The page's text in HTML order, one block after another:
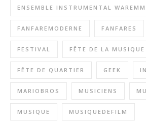
ENSEMBLE INSTRUMENTAL
FANFAREMODERNE FANFARES
FESTIVAL FÊTE DE LA MUSIQUE
FÊTE DE QUARTIER GEEK
MARIOBROS MUSICIENS
MUSIQUE MUSIQUEDEFILM